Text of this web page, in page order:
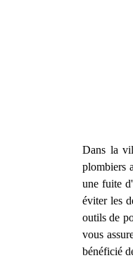
Dans la
plombiers
une fuite
éviter les
outils de
vous
bénéficié